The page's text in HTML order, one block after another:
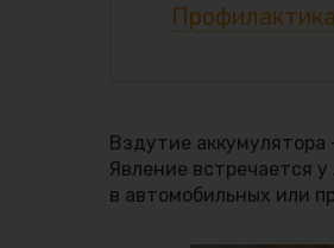
Вздутие
Явление встречается
в автомобильных или